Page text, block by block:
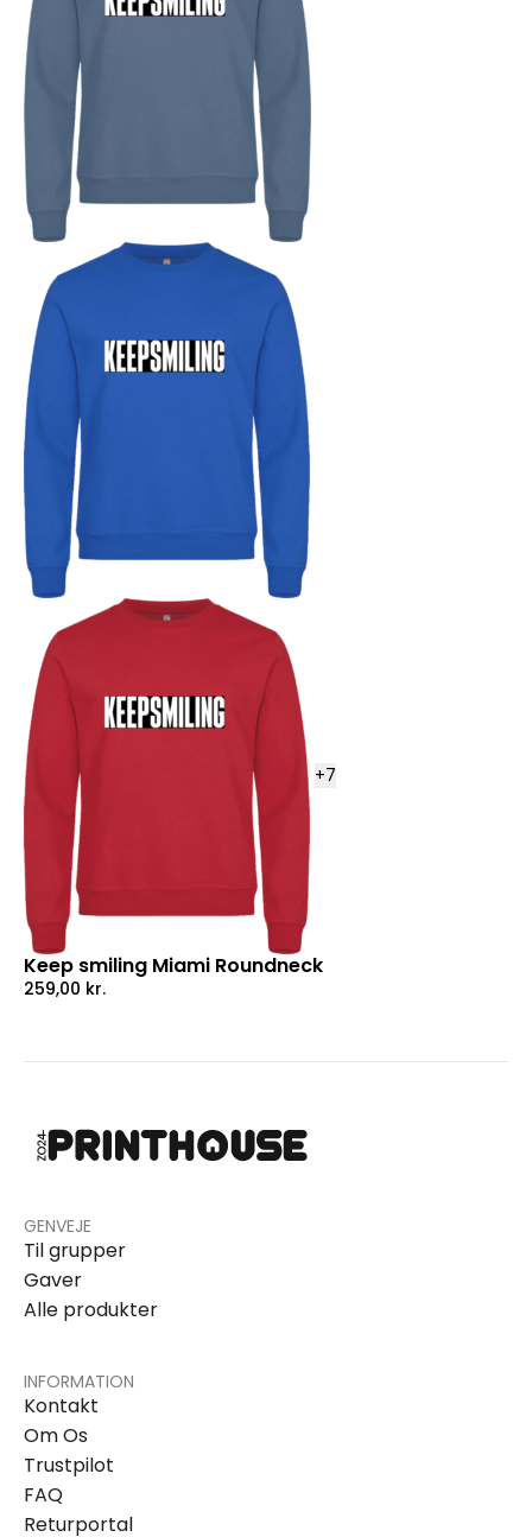
+7
Keep smiling Miami Roundneck
259,00 kr.
GENVEJE
Til grupper
Gaver
Alle produkter
INFORMATION
Kontakt
Om Os
Trustpilot
FAQ
Returportal